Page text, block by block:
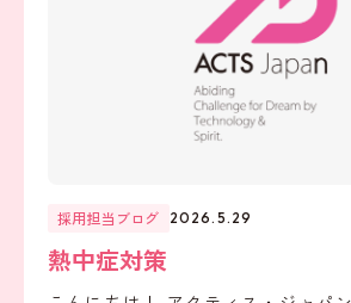
採用担当ブログ 2026.5.29
熱中症対策